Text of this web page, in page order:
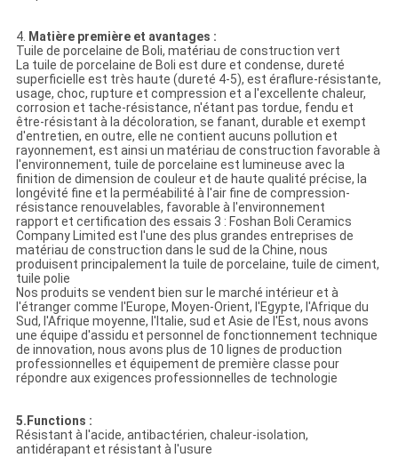
4. Matière première et avantages :
Tuile de porcelaine de Boli, matériau de construction vert
La tuile de porcelaine de Boli est dure et condense, dureté
superficielle est très haute (dureté 4-5), est éraflure-résistante,
usage, choc, rupture et compression et a l'excellente chaleur,
corrosion et tache-résistance, n'étant pas tordue, fendu et
être-résistant à la décoloration, se fanant, durable et exempt
d'entretien, en outre, elle ne contient aucuns pollution et
rayonnement, est ainsi un matériau de construction favorable à
l'environnement, tuile de porcelaine est lumineuse avec la
finition de dimension de couleur et de haute qualité précise, la
longévité fine et la perméabilité à l'air fine de compression-
résistance renouvelables, favorable à l'environnement
rapport et certification des essais 3 : Foshan Boli Ceramics
Company Limited est l'une des plus grandes entreprises de
matériau de construction dans le sud de la Chine, nous
produisent principalement la tuile de porcelaine, tuile de ciment,
tuile polie
Nos produits se vendent bien sur le marché intérieur et à
l'étranger comme l'Europe, Moyen-Orient, l'Egypte, l'Afrique du
Sud, l'Afrique moyenne, l'Italie, sud et Asie de l'Est, nous avons
une équipe d'assidu et personnel de fonctionnement technique
de innovation, nous avons plus de 10 lignes de production
professionnelles et équipement de première classe pour
répondre aux exigences professionnelles de technologie
5.Functions :
Résistant à l'acide, antibactérien, chaleur-isolation,
antidérapant et résistant à l'usure